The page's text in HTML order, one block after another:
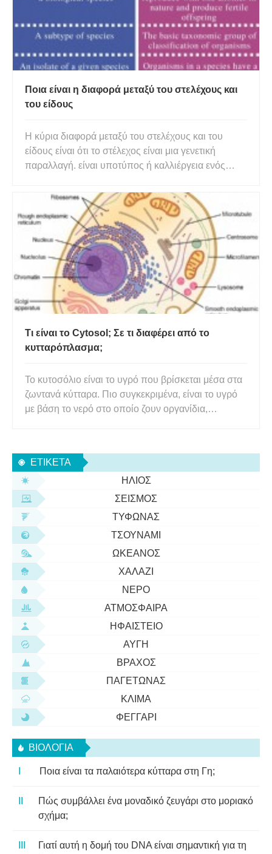
Ποια είναι η διαφορά μεταξύ του στελέχους και
του είδους
Η κύρια διαφορά μεταξύ του στελέχους και του
είδους είναι ότι το στέλεχος είναι μια γενετική
παραλλαγή. είναι υποτύπος ή καλλιέργεια ενός
μεγαλύτερη ομάδα οργανισμοί στην οποία
μπορούν να μπορούν να γίνουν δύο άτομα του
κατάλληλου φύλου ή τύπων ζευγαρώματ
Τι είναι το Cytosol; Σε τι διαφέρει από το
κυτταρόπλασμα;
Το κυτοσόλιο είναι το υγρό που βρίσκεται μέσα στα
ζωντανά κύτταρα. Πιο συγκεκριμένα, είναι το υγρό
με βάση το νερό στο οποίο ζουν οργανίδια,
μεγαλύτερο μέρος του ενδοκυτταρικού υγρού (ICF).
Ωστόσο, το κυτταρόπ
ΕΤΙΚΈΤΑ
ΉΛΙΟΣ
ΣΕΙΣΜΌΣ
ΤΥΦΏΝΑΣ
ΤΣΟΥΝΆΜΙ
ΩΚΕΑΝΌΣ
ΧΑΛΆΖΙ
ΝΕΡΌ
ΑΤΜΌΣΦΑΙΡΑ
ΗΦΑΊΣΤΕΙΟ
ΑΥΓΉ
ΒΡΆΧΟΣ
ΠΑΓΕΤΏΝΑΣ
ΚΛΊΜΑ
ΦΕΓΓΆΡΙ
ΒΙΟΛΟΓΊΑ
Ποια είναι τα παλαιότερα κύτταρα στη Γη;
Πώς συμβάλλει ένα μοναδικό ζευγάρι στο μοριακό
σχήμα;
Γιατί αυτή η δομή του DNA είναι σημαντική για τη